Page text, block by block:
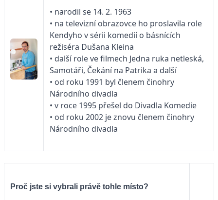
• narodil se 14. 2. 1963
• na televizní obrazovce ho proslavila role
Kendyho v sérii komedií o básnících
režiséra Dušana Kleina
• další role ve filmech Jedna ruka netleská,
Samotáři, Čekání na Patrika a další
• od roku 1991 byl členem činohry
Národního divadla
• v roce 1995 přešel do Divadla Komedie
• od roku 2002 je znovu členem činohry
Národního divadla
Proč jste si vybrali právě tohle místo?